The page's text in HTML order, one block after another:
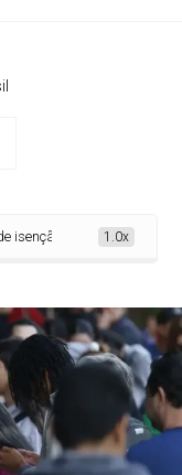
da taxa de inscrição
1.0x